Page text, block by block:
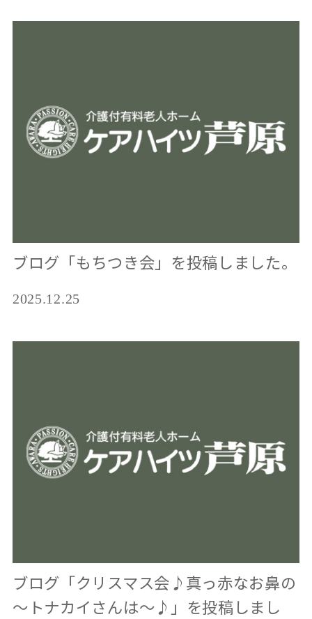
ブログ「もちつき会」を投稿しました。
2025.12.25
ブログ「クリスマス会♪真っ赤なお鼻の
～トナカイさんは～♪」を投稿しまし